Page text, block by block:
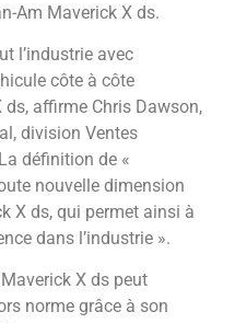
Am Maverick X ds.
l’industrie avec
côte à côte
affirme Chris Dawson,
division Ventes
définition de «
nouvelle dimension
X ds, qui permet ainsi à
dans l’industrie ».
X ds peut
norme grâce à son